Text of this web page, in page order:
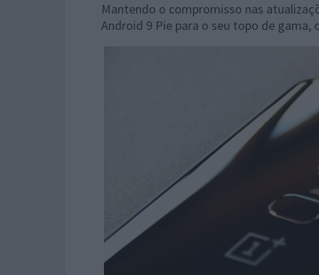
Mantendo o compromisso nas
Android 9 Pie para o seu topo de gama,